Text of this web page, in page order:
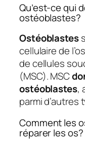
Qu’est-ce qui
ostéoblastes?
Ostéoblastes
cellulaire de
de cellules
(MSC). MSC
ostéoblastes,
parmi d’autres
Comment les
réparer les os?